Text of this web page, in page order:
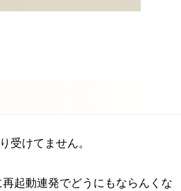
受けてません。
起動連発でどうにもならんくな